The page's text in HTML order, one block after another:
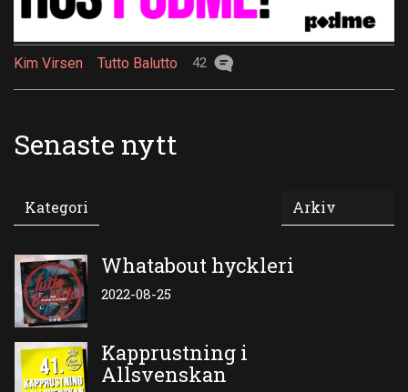
Kim Virsen Tutto Balutto 42
Senaste nytt
Whatabout hyckleri
2022-08-25
Kapprustning i
Allsvenskan